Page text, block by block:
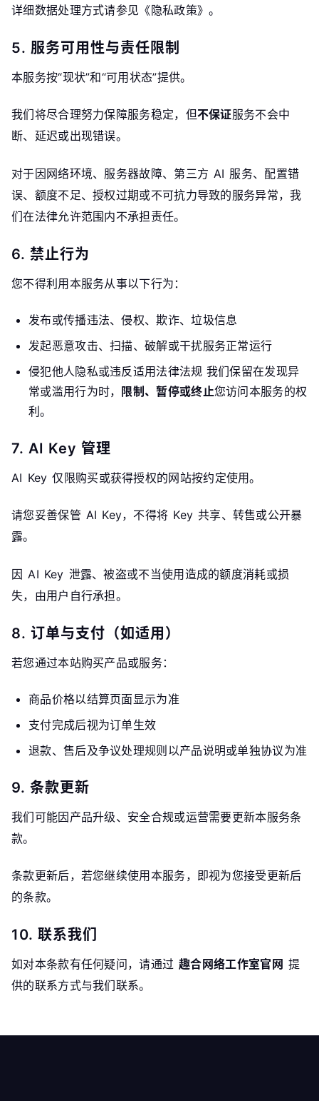
详细数据处理方式请参见《隐私政策》。
5. 服务可用性与责任限制
本服务按“现状”和“可用状态”提供。
我们将尽合理努力保障服务稳定，但不保证服务不会中
断、延迟或出现错误。
对于因网络环境、服务器故障、第三方 AI 服务、配置错
误、额度不足、授权过期或不可抗力导致的服务异常，我
们在法律允许范围内不承担责任。
6. 禁止行为
您不得利用本服务从事以下行为：
发布或传播违法、侵权、欺诈、垃圾信息
发起恶意攻击、扫描、破解或干扰服务正常运行
侵犯他人隐私或违反适用法律法规 我们保留在发现异
常或滥用行为时， 限制、暂停或终止您访问本服务的权
利。
7. AI Key 管理
AI Key 仅限购买或获得授权的网站按约定使用。
请您妥善保管 AI Key，不得将 Key 共享、转售或公开暴
露。
因 AI Key 泄露、被盗或不当使用造成的额度消耗或损
失，由用户自行承担。
8. 订单与支付（如适用）
若您通过本站购买产品或服务：
商品价格以结算页面显示为准
支付完成后视为订单生效
退款、售后及争议处理规则以产品说明或单独协议为准
9. 条款更新
我们可能因产品升级、安全合规或运营需要更新本服务条
款。
条款更新后，若您继续使用本服务，即视为您接受更新后
的条款。
10. 联系我们
如对本条款有任何疑问，请通过趣合网络工作室官网 ​ 提
供的联系方式与我们联系。